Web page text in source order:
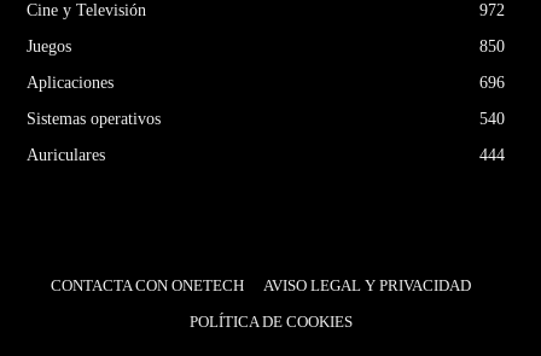
Cine y Televisión
972
Juegos
850
Aplicaciones
696
Sistemas operativos
540
Auriculares
444
CONTACTA CON ONETECH
AVISO LEGAL Y PRIVACIDAD
POLÍTICA DE COOKIES